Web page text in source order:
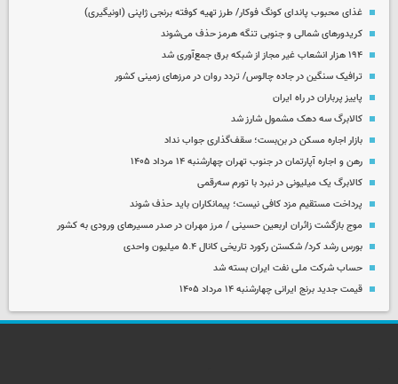
غذای محبوب پاندای کونگ فوکار/ طرز تهیه کوفته برنجی ژاپنی (اونیگیری)
کریدورهای شمالی و جنوبی تنگه هرمز حذف می‌شوند
۱۹۴ هزار انشعاب غیر مجاز از شبکه برق جمع‌آوری شد
ترافیک سنگین در جاده چالوس/ تردد روان در مرزهای زمینی کشور
پاییز پرباران در راه ایران
کالابرگ سه دهک مشمول شارز شد
بازار اجاره مسکن در بن‌بست؛ سقف‌گذاری جواب نداد
رهن و اجاره آپارتمان در جنوب تهران چهارشنبه ۱۴ مرداد ۱۴۰۵
کالابرگ یک میلیونی در نبرد با تورم سه‌رقمی
پرداخت مستقیم مزد کافی نیست؛ پیمانکاران باید حذف شوند
موج بازگشت زائران اربعین حسینی / مرز مهران در صدر مسیرهای ورودی به کشور
بورس رشد کرد/ شکستن رکورد تاریخی کانال ۵.۴ میلیون واحدی
حساب‌ شرکت ملی نفت ایران بسته شد
قیمت جدید برنج ایرانی چهارشنبه ۱۴ مرداد ۱۴۰۵